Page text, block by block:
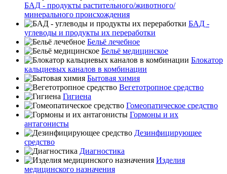
БАД - продукты растительного/животного/
минерального происхождения
БАД -
углеводы и продукты их переработки
Бельё лечебное
Бельё медицинское
Блокатор
кальциевых каналов в комбинации
Бытовая химия
Вегетотропное средство
Гигиена
Гомеопатическое средство
Гормоны и их
антагонисты
Дезинфицирующее
средство
Диагностика
Изделия
медицинского назначения